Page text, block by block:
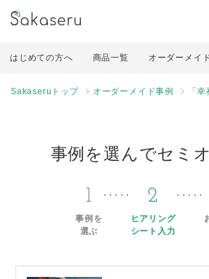
はじめての方へ 商品一覧 オーダーメイ
Sakaseruトップ オーダーメイド事例 「
事例を選んでセミ
1
事例を
選ぶ
2
ヒアリング
シート入力